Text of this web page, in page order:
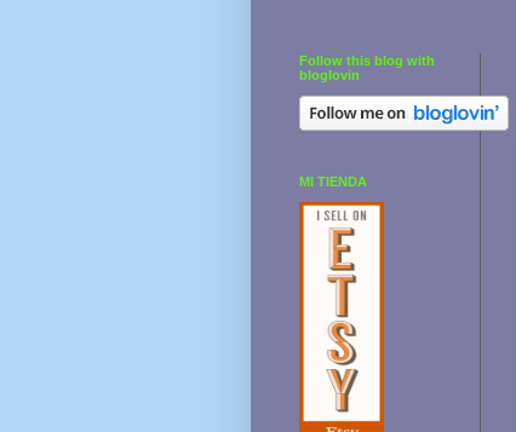
Follow this blog with
bloglovin
MI TIENDA